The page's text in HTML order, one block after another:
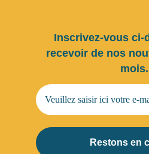
Inscrivez-vous ci-
recevoir de nos
mois.